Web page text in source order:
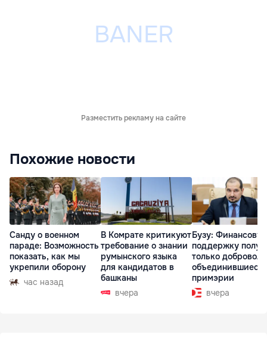
Разместить рекламу на сайте
Похожие новости
Санду о военном
параде: Возможность
показать, как мы
укрепили оборону
час назад
В Комрате критикуют
требование о знании
румынского языка
для кандидатов в
башканы
вчера
Бузу:
поддержку
только
объединившиеся
примэрии
вчера